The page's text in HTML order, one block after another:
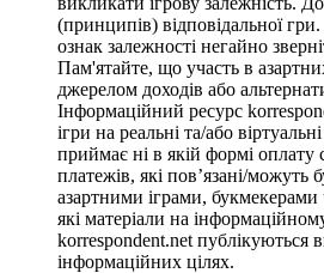
(принципів) відповідальної
ознак залежності негайно
Пам'ятайте, що участь в
джерелом доходів або
Інформаційний ресурс
ігри на реальні та/або
приймає ні в якій формі оплату
платежів, які пов’язані/можуть
азартними іграми, букмекерами
які матеріали на
korrespondent.net публікуються
інформаційних цілях.